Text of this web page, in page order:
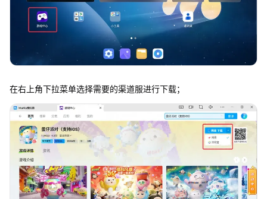
在右上角下拉菜单选择需要的渠道服进行下载；